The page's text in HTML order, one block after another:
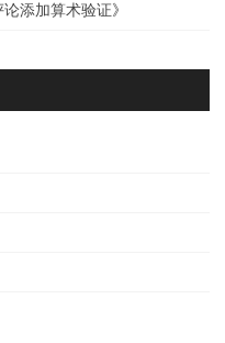
添加算术验证》